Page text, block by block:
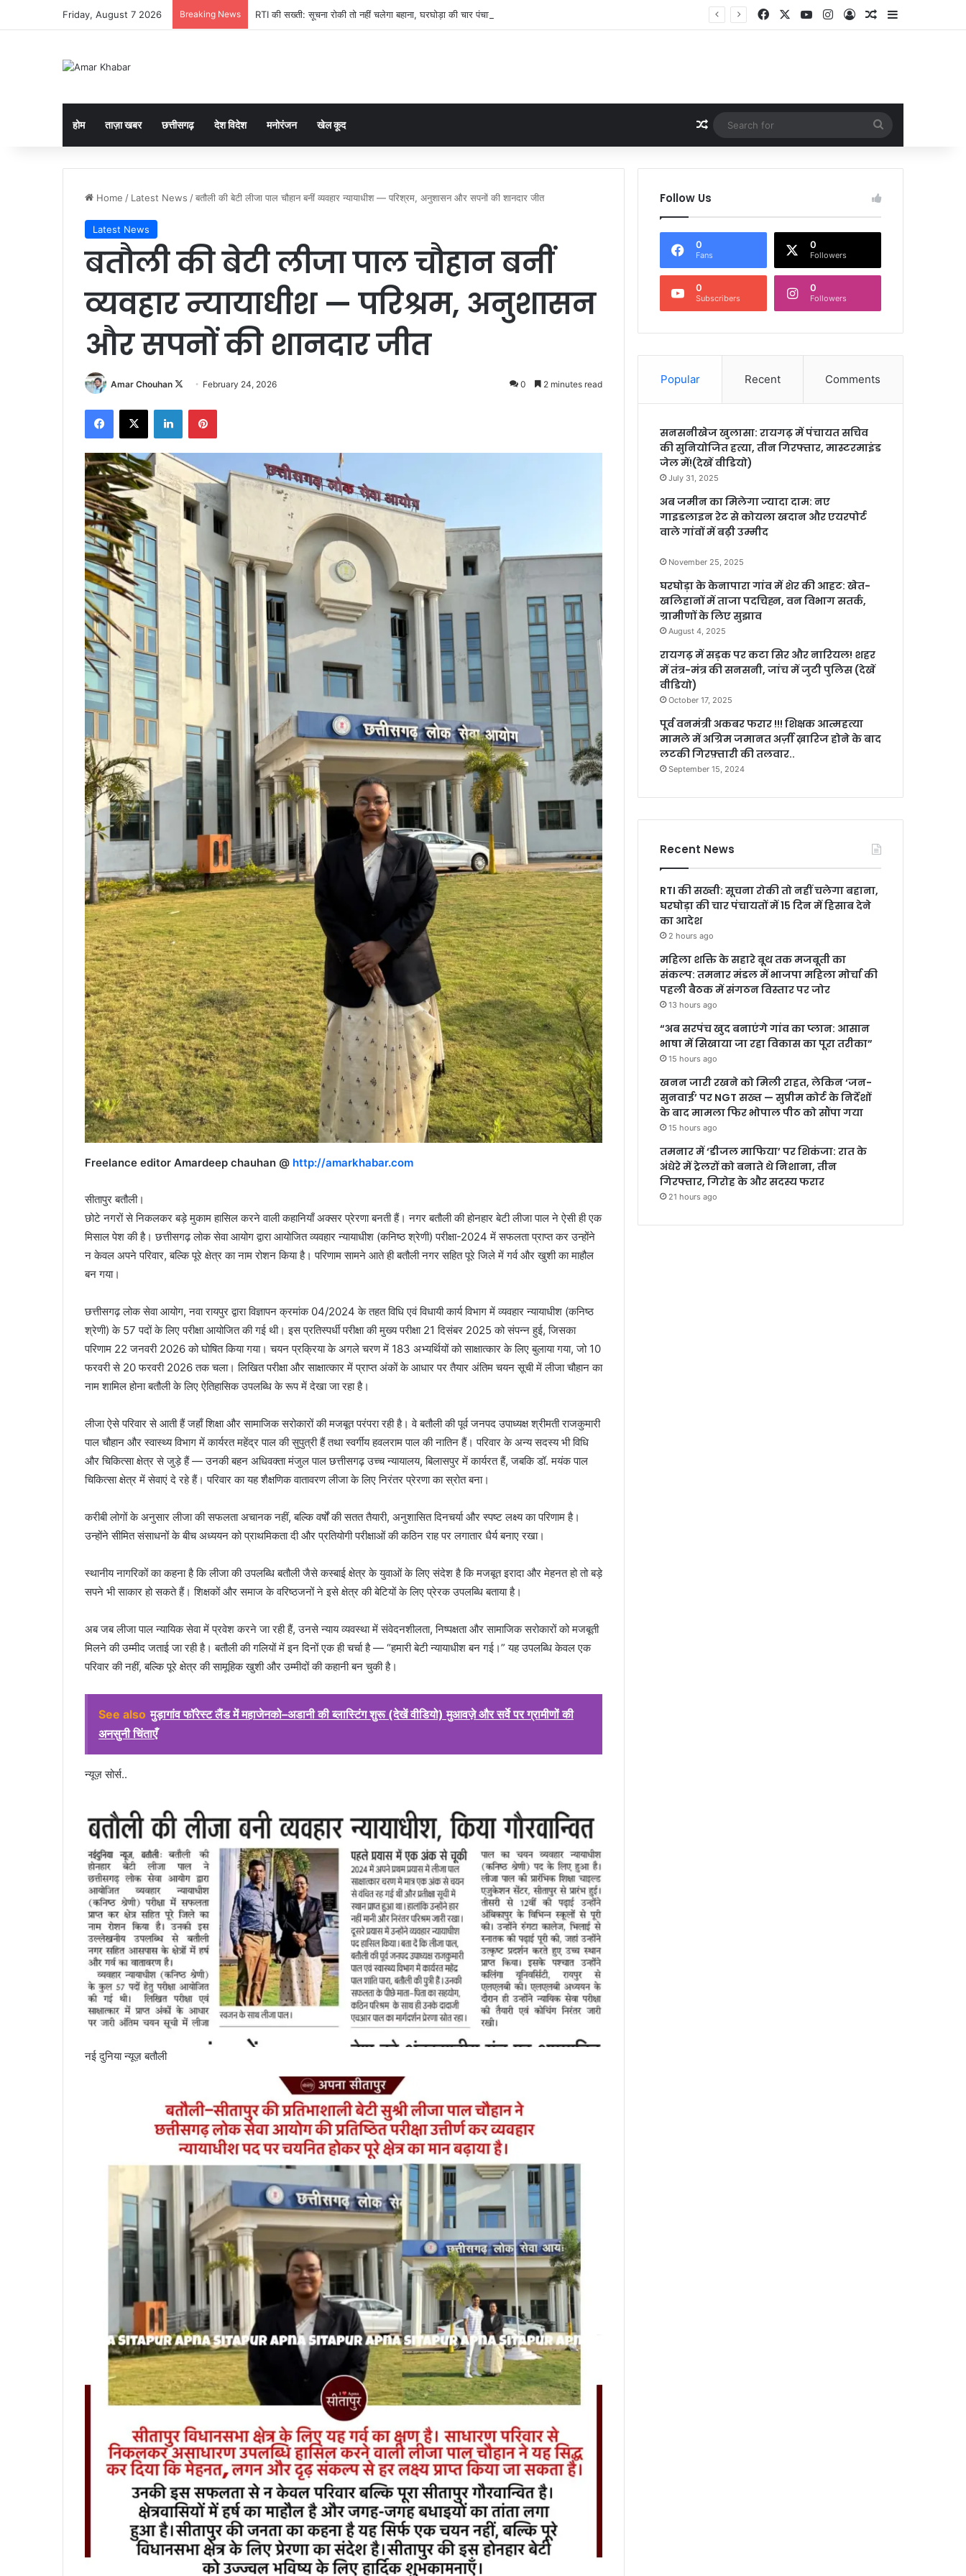
Friday, August 7 2026 Breaking News RTI की सख्ती: सूचना रोकी तो नहीं चलेगा बहाना, घरघोड़ा की चार पंचायतों में 15 दिन में हिसाब देने का आदेश FacebookYouTubeInstagram
Log InRandom Article
Sidebar
होम ताज़ा खबर छत्तीसगढ़ देश विदेश मनोरंजन खेल कूद Random Article
for
Home / Latest News /बतौली की बेटी लीजा पाल चौहान बनीं व्यवहार न्यायाधीश — परिश्रम, अनुशासन और सपनों की शानदार जीत
Latest News
बतौली की बेटी लीजा पाल चौहान बनीं
व्यवहार न्यायाधीश — परिश्रम, अनुशासन
और सपनों की शानदार जीत
Amar Chouhan
FollowFebruary 24, 2026 0 2 minutes read
Facebook
X LinkedInPinterest
Freelance editor Amardeep chauhan @ http://amarkhabar.com
सीतापुर बतौली।
छोटे नगरों से निकलकर बड़े मुकाम हासिल करने वाली कहानियाँ अक्सर प्रेरणा बनती हैं। नगर बतौली की होनहार बेटी लीजा पाल ने ऐसी ही एक
मिसाल पेश की है। छत्तीसगढ़ लोक सेवा आयोग द्वारा आयोजित व्यवहार न्यायाधीश (कनिष्ठ श्रेणी) परीक्षा-2024 में सफलता प्राप्त कर उन्होंने
न केवल अपने परिवार, बल्कि पूरे क्षेत्र का नाम रोशन किया है। परिणाम सामने आते ही बतौली नगर सहित पूरे जिले में गर्व और खुशी का माहौल
बन गया।
छत्तीसगढ़ लोक सेवा आयोग, नवा रायपुर द्वारा विज्ञापन क्रमांक 04/2024 के तहत विधि एवं विधायी कार्य विभाग में व्यवहार न्यायाधीश (कनिष्ठ
श्रेणी) के 57 पदों के लिए परीक्षा आयोजित की गई थी। इस प्रतिस्पर्धी परीक्षा की मुख्य परीक्षा 21 दिसंबर 2025 को संपन्न हुई, जिसका
परिणाम 22 जनवरी 2026 को घोषित किया गया। चयन प्रक्रिया के अगले चरण में 183 अभ्यर्थियों को साक्षात्कार के लिए बुलाया गया, जो 10
फरवरी से 20 फरवरी 2026 तक चला। लिखित परीक्षा और साक्षात्कार में प्राप्त अंकों के आधार पर तैयार अंतिम चयन सूची में लीजा चौहान का
नाम शामिल होना बतौली के लिए ऐतिहासिक उपलब्धि के रूप में देखा जा रहा है।
लीजा ऐसे परिवार से आती हैं जहाँ शिक्षा और सामाजिक सरोकारों की मजबूत परंपरा रही है। वे बतौली की पूर्व जनपद उपाध्यक्ष श्रीमती राजकुमारी
पाल चौहान और स्वास्थ्य विभाग में कार्यरत महेंद्र पाल की सुपुत्री हैं तथा स्वर्गीय हवलराम पाल की नातिन हैं। परिवार के अन्य सदस्य भी विधि
और चिकित्सा क्षेत्र से जुड़े हैं — उनकी बहन अधिवक्ता मंजुल पाल छत्तीसगढ़ उच्च न्यायालय, बिलासपुर में कार्यरत हैं, जबकि डॉ. मयंक पाल
चिकित्सा क्षेत्र में सेवाएं दे रहे हैं। परिवार का यह शैक्षणिक वातावरण लीजा के लिए निरंतर प्रेरणा का स्रोत बना।
करीबी लोगों के अनुसार लीजा की सफलता अचानक नहीं, बल्कि वर्षों की सतत तैयारी, अनुशासित दिनचर्या और स्पष्ट लक्ष्य का परिणाम है।
उन्होंने सीमित संसाधनों के बीच अध्ययन को प्राथमिकता दी और प्रतियोगी परीक्षाओं की कठिन राह पर लगातार धैर्य बनाए रखा।
स्थानीय नागरिकों का कहना है कि लीजा की उपलब्धि बतौली जैसे कस्बाई क्षेत्र के युवाओं के लिए संदेश है कि मजबूत इरादा और मेहनत हो तो बड़े
सपने भी साकार हो सकते हैं। शिक्षकों और समाज के वरिष्ठजनों ने इसे क्षेत्र की बेटियों के लिए प्रेरक उपलब्धि बताया है।
अब जब लीजा पाल न्यायिक सेवा में प्रवेश करने जा रही हैं, उनसे न्याय व्यवस्था में संवेदनशीलता, निष्पक्षता और सामाजिक सरोकारों को मजबूती
मिलने की उम्मीद जताई जा रही है। बतौली की गलियों में इन दिनों एक ही चर्चा है — “हमारी बेटी न्यायाधीश बन गई।” यह उपलब्धि केवल एक
परिवार की नहीं, बल्कि पूरे क्षेत्र की सामूहिक खुशी और उम्मीदों की कहानी बन चुकी है।
See also मुड़ागांव फॉरेस्ट लैंड में महाजेनको–अडानी की ब्लास्टिंग शुरू (देखें वीडियो) मुआवज़े और सर्वे पर ग्रामीणों की
अनसुनी चिंताएँ
न्यूज़ सोर्स..
नई दुनिया न्यूज़ बतौली
Follow Us
0
Fans
0
Followers
0
Subscribers
0
Followers
Popular Recent Comments
सनसनीखेज खुलासा: रायगढ़ में पंचायत सचिव
की सुनियोजित हत्या, तीन गिरफ्तार, मास्टरमाइंड
जेल में!(देखें वीडियो)
July 31, 2025
अब जमीन का मिलेगा ज्यादा दाम: नए
गाइडलाइन रेट से कोयला खदान और एयरपोर्ट
वाले गांवों में बढ़ी उम्मीद
November 25, 2025
घरघोड़ा के केनापारा गांव में शेर की आहट: खेत-
खलिहानों में ताजा पदचिह्न, वन विभाग सतर्क,
ग्रामीणों के लिए सुझाव
August 4, 2025
रायगढ़ में सड़क पर कटा सिर और नारियल! शहर
में तंत्र-मंत्र की सनसनी, जांच में जुटी पुलिस (देखें
वीडियो)
October 17, 2025
पूर्व वनमंत्री अकबर फरार !!! शिक्षक आत्महत्या
मामले में अग्रिम जमानत अर्ज़ी ख़ारिज होने के बाद
लटकी गिरफ़्तारी की तलवार..
September 15, 2024
Recent News
RTI की सख्ती: सूचना रोकी तो नहीं चलेगा बहाना,
घरघोड़ा की चार पंचायतों में 15 दिन में हिसाब देने
का आदेश
2 hours ago
महिला शक्ति के सहारे बूथ तक मजबूती का
संकल्प: तमनार मंडल में भाजपा महिला मोर्चा की
पहली बैठक में संगठन विस्तार पर जोर
13 hours ago
“अब सरपंच खुद बनाएंगे गांव का प्लान: आसान
भाषा में सिखाया जा रहा विकास का पूरा तरीका”
15 hours ago
खनन जारी रखने को मिली राहत, लेकिन ‘जन-
सुनवाई’ पर NGT सख्त — सुप्रीम कोर्ट के निर्देशों
के बाद मामला फिर भोपाल पीठ को सौंपा गया
15 hours ago
तमनार में ‘डीजल माफिया’ पर शिकंजा: रात के
अंधेरे में ट्रेलरों को बनाते थे निशाना, तीन
गिरफ्तार, गिरोह के और सदस्य फरार
21 hours ago